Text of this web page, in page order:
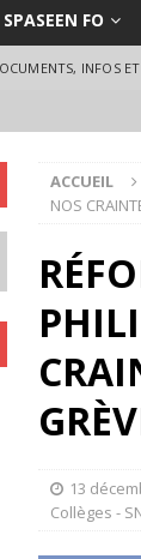
SPASEEN FO
INFOS
ACCUEIL
NOS
13
Collèges -